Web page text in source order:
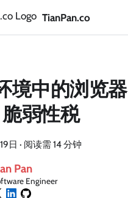
TianPan.co
境中的浏览器
弱性税
日 · 阅读需 14 分钟
Pan
Engineer